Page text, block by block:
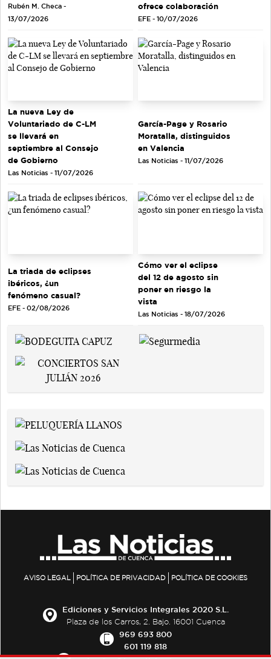
Rubén M. Checa -
13/07/2026
ofrece colaboración
EFE - 10/07/2026
La nueva Ley de
Voluntariado de C-LM
se llevará en
septiembre al Consejo
de Gobierno
Las Noticias - 11/07/2026
García-Page y Rosario
Moratalla, distinguidos
en Valencia
Las Noticias - 11/07/2026
La triada de eclipses
ibéricos, ¿un
fenómeno casual?
EFE - 02/08/2026
Cómo ver el eclipse
del 12 de agosto sin
poner en riesgo la
vista
Las Noticias - 18/07/2026
AVISO LEGAL POLÍTICA DE PRIVACIDAD POLÍTICA DE COOKIES
Ediciones y Servicios Integrales 2020 S.L.
Plaza de los Carros, 2. Bajo. 16001 Cuenca
969 693 800
601 119 818